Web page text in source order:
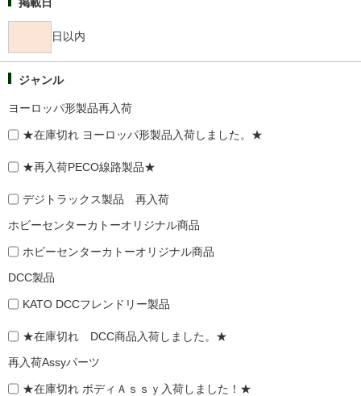
掲載日
日以内
ジャンル
ヨーロッパ形製品再入荷
★在庫切れ ヨーロッパ形製品入荷しました。★
★再入荷PECO線路製品★
デジトラックス製品 再入荷
ホビーセンターカトーオリジナル商品
ホビーセンターカトーオリジナル商品
DCC製品
KATO DCCフレンドリー製品
★在庫切れ DCC商品入荷しました。★
再入荷Assyパーツ
★在庫切れ ボディＡｓｓｙ入荷しました！★